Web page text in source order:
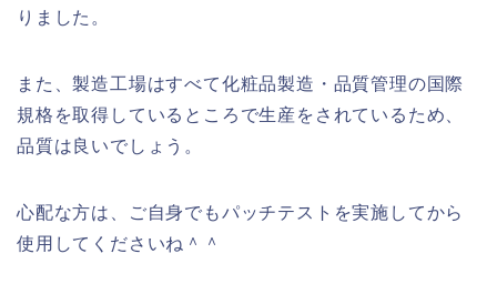
りました。
また、製造工場はすべて化粧品製造・品質管理の国際
規格を取得しているところで生産をされているため、
品質は良いでしょう。
心配な方は、ご自身でもパッチテストを実施してから
使用してくださいね＾＾